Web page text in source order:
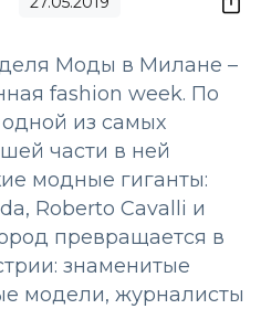
Моды в Милане –
fashion week. По
одной из самых
части в ней
модные гиганты:
Roberto Cavalli и
превращается в
знаменитые
модели, журналисты